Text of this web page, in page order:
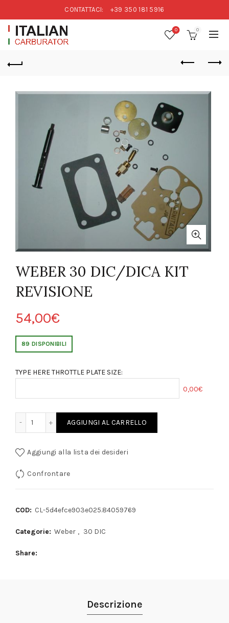
CONTATTACI: +39 350 181 5916
0 0
WEBER 30 DIC/DICA KIT
REVISIONE
54,00€
89 DISPONIBILI
TYPE HERE THROTTLE PLATE SIZE:
0,00€
AGGIUNGI AL CARRELLO
Aggiungi alla lista dei desideri
Confrontare
COD: CL-5d4efce903e025.84059769
Categorie: Weber , 30 DIC
Share
Descrizione